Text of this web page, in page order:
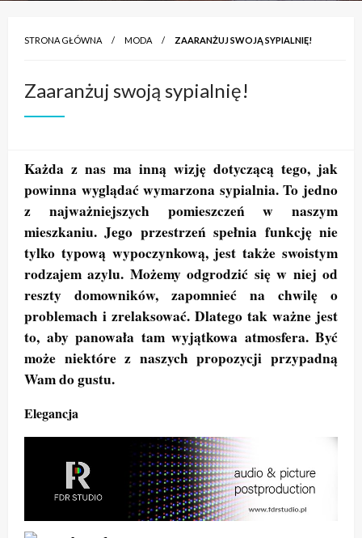
STRONA GŁÓWNA MODA ZAARANŻUJ SWOJĄ SYPIALNIĘ!
Zaaranżuj swoją sypialnię!
Każda z nas ma inną wizję dotyczącą tego, jak
powinna wyglądać wymarzona sypialnia. To jedno
z najważniejszych pomieszczeń w naszym
mieszkaniu. Jego przestrzeń spełnia funkcję nie
tylko typową wypoczynkową, jest także swoistym
rodzajem azylu. Możemy odgrodzić się w niej od
reszty domowników, zapomnieć na chwilę o
problemach i zrelaksować. Dlatego tak ważne jest
to, aby panowała tam wyjątkowa atmosfera. Być
może niektóre z naszych propozycji przypadną
Wam do gustu.
Elegancja